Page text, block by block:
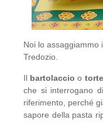
Noi lo assaggiammo
Tredozio.
Il bartolaccio o
che si interrogano
riferimento, perché
sapore della pasta